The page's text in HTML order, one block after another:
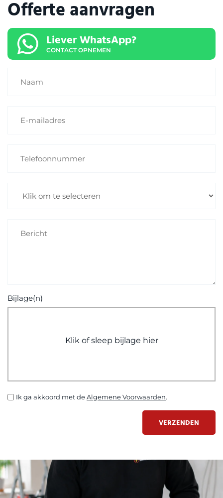
Offerte aanvragen
Liever WhatsApp?
CONTACT OPNEMEN
Bijlage(n)
Klik of sleep bijlage hier
Ik ga akkoord met deAlgemene Voorwaarden.
VERZENDEN